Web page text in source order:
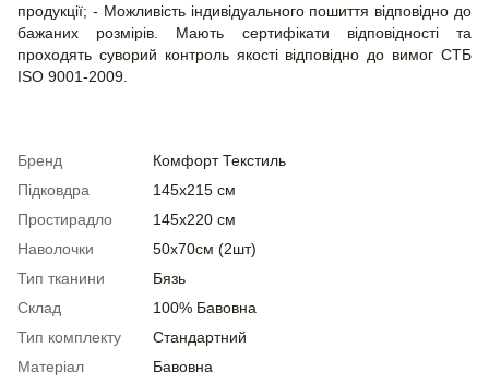
продукції; - Можливість індивідуального пошиття відповідно до
бажаних розмірів. Мають сертифікати відповідності та
проходять суворий контроль якості відповідно до вимог СТБ
ISO 9001-2009.
Бренд
Комфорт Текстиль
Підковдра
145х215 см
Простирадло
145х220 см
Наволочки
50х70см (2шт)
Тип тканини
Бязь
Склад
100% Бавовна
Тип комплекту
Стандартний
Матеріал
Бавовна